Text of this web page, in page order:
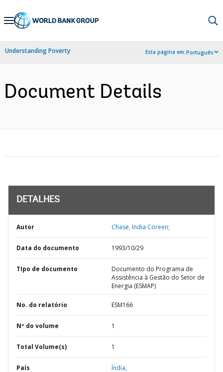
Skip
Navigation
Understanding Poverty Esta página em:Português
Document Details
DETALHES
Autor Chase, India Coreen;
Data do documento 1993/10/29
TIpo de documento
Documento do Programa de
Assistência à Gestão do Setor de
Energia (ESMAP)
No. do relatório ESM166
Nº do volume 1
Total Volume(s) 1
País Índia,